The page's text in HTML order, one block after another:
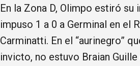
En la Zona D, Olimpo estiró su
impuso 1 a 0 a Germinal en el
Carminatti. En el “aurinegro”
invicto, no estuvo Braian